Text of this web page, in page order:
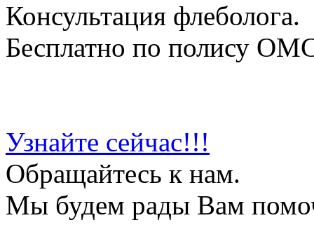
Консультация флеболога.
Бесплатно по полису
Узнайте сейчас!!!
Обращайтесь к нам.
Мы будем рады Вам